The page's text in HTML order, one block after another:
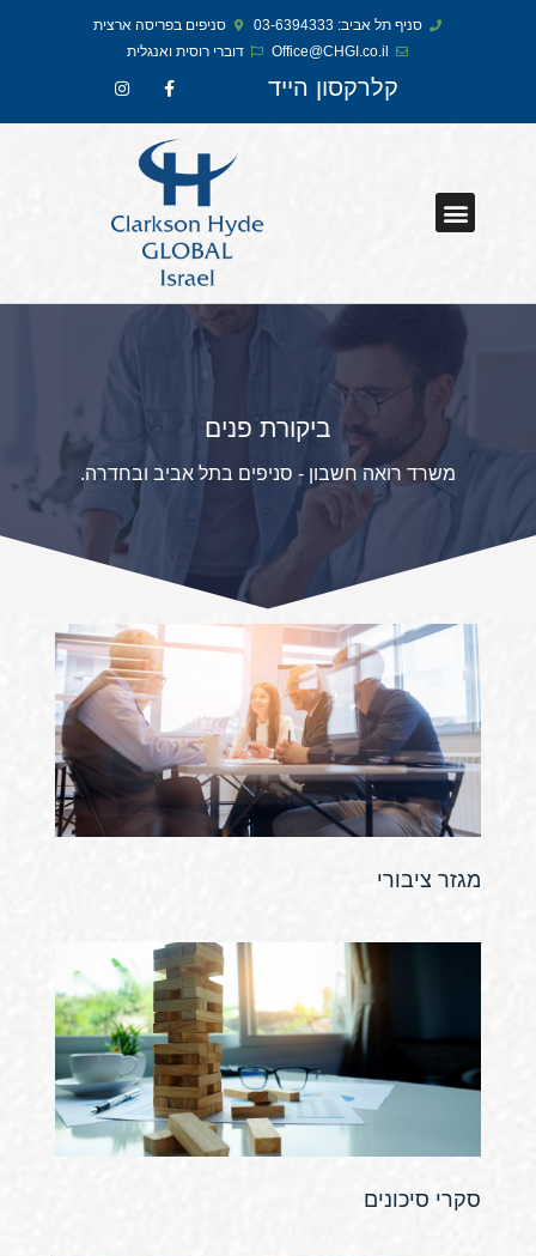
סניף תל אביב: 03-6394333
סניפים בפריסה ארצית
Office@CHGI.co.il
דוברי רוסית ואנגלית​
קלרקסון הייד
ביקורת פנים
משרד רואה חשבון - סניפים בתל אביב ובחדרה.
מגזר ציבורי
סקרי סיכונים